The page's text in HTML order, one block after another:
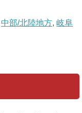
中部/北陸地方,岐阜